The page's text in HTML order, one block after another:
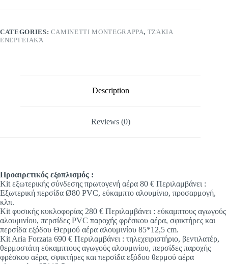
CATEGORIES: CAMINETTI MONTEGRAPPA, ΤΖΆΚΙΑ
ΕΝΕΡΓΕΙΑΚΆ
Description
Reviews (0)
Προαιρετικός εξοπλισμός :
Kit εξωτερικής σύνδεσης πρωτογενή αέρα 80 € Περιλαμβάνει :
Εξωτερική περσίδα Ø80 PVC, εύκαμπτο αλουμίνιο, προσαρμογή,
κλπ.
Kit φυσικής κυκλοφορίας 280 € Περιλαμβάνει : εύκαμπτους αγωγούς
αλουμινίου, περσίδες PVC παροχής φρέσκου αέρα, σφικτήρες και
περσίδα εξόδου Θερμού αέρα αλουμινίου 85*12,5 cm.
Kit Aria Forzata 690 € Περιλαμβάνει : τηλεχειριστήριο, βεντιλατέρ,
θερμοστάτη εύκαμπτους αγωγούς αλουμινίου, περσίδες παροχής
φρέσκου αέρα, σφικτήρες και περσίδα εξόδου θερμού αέρα